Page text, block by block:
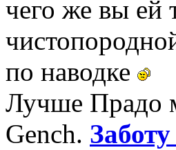
чего же вы ей
по наводке
Лучше Прадо
Gench.